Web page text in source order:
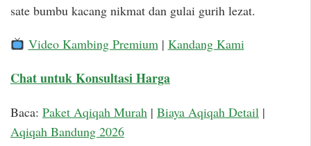
sate bumbu kacang nikmat dan gulai gurih lezat.
Video Kambing Premium| Kandang Kami
Chat untuk Konsultasi Harga
Baca: Paket Aqiqah Murah | Biaya Aqiqah Detail |
Aqiqah Bandung 2026